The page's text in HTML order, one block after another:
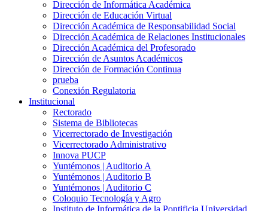
Dirección de Informática Académica
Dirección de Educación Virtual
Dirección Académica de Responsabilidad Social
Dirección Académica de Relaciones Institucionales
Dirección Académica del Profesorado
Dirección de Asuntos Académicos
Dirección de Formación Continua
prueba
Conexión Regulatoria
Institucional
Rectorado
Sistema de Bibliotecas
Vicerrectorado de Investigación
Vicerrectorado Administrativo
Innova PUCP
Yuntémonos | Auditorio A
Yuntémonos | Auditorio B
Yuntémonos | Auditorio C
Coloquio Tecnología y Agro
Instituto de Informática de la Pontificia Universidad